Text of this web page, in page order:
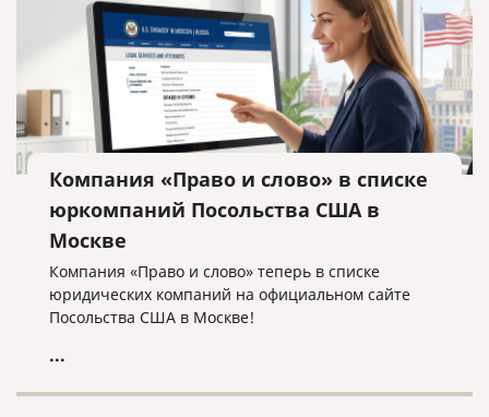
Компания «Право и слово» в списке
юркомпаний Посольства США в
Москве
Компания «Право и слово» теперь в списке
юридических компаний на официальном сайте
Посольства США в Москве!
...